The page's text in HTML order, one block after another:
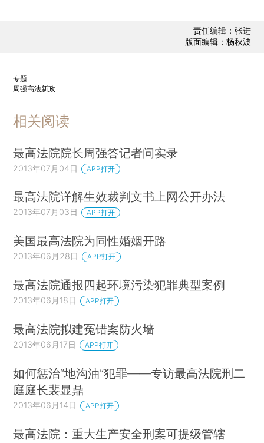
责任编辑：张进
版面编辑：杨秋波
专题
周强高法新政
相关阅读
最高法院院长周强答记者问实录
2013年07月04日 APP打开
最高法院详解生效裁判文书上网公开办法
2013年07月03日 APP打开
美国最高法院为同性婚姻开路
2013年06月28日 APP打开
最高法院通报四起环境污染犯罪典型案例
2013年06月18日 APP打开
最高法院拟建冤错案防火墙
2013年06月17日 APP打开
如何惩治“地沟油”犯罪——专访最高法院刑二
庭庭长裴显鼎
2013年06月14日 APP打开
最高法院：重大生产安全刑案可提级管辖